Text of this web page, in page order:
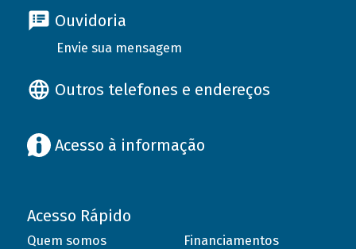
Ouvidoria
Envie sua mensagem
Outros telefones e endereços
Acesso à informação
Acesso Rápido
Quem somos
Financiamentos